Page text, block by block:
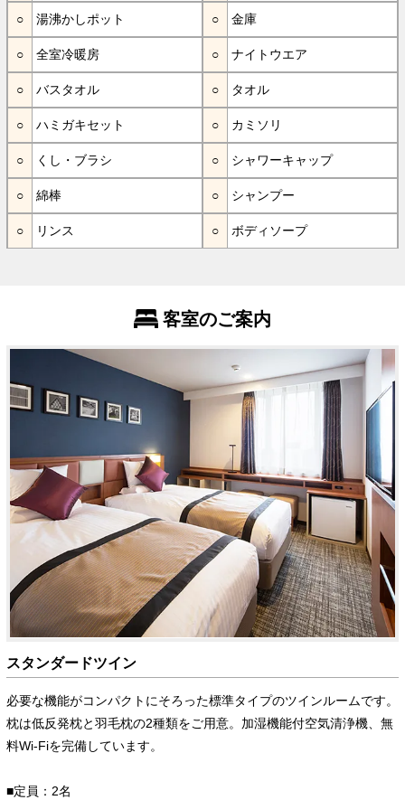
湯沸かしポット 金庫
全室冷暖房 ナイトウエア
バスタオル タオル
ハミガキセット カミソリ
くし・ブラシ シャワーキャップ
綿棒 シャンプー
リンス ボディソープ
客室のご案内
スタンダードツイン
必要な機能がコンパクトにそろった標準タイプのツインルームです。
枕は低反発枕と羽毛枕の2種類をご用意。加湿機能付空気清浄機、無
料Wi-Fiを完備しています。
■定員：2名